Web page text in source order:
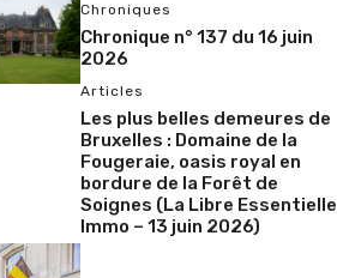
Chroniques
Chronique n° 137 du 16 juin
2026
Articles
Les plus belles demeures de
Bruxelles : Domaine de la
Fougeraie, oasis royal en
bordure de la Forêt de
Soignes (La Libre Essentielle
Immo – 13 juin 2026)